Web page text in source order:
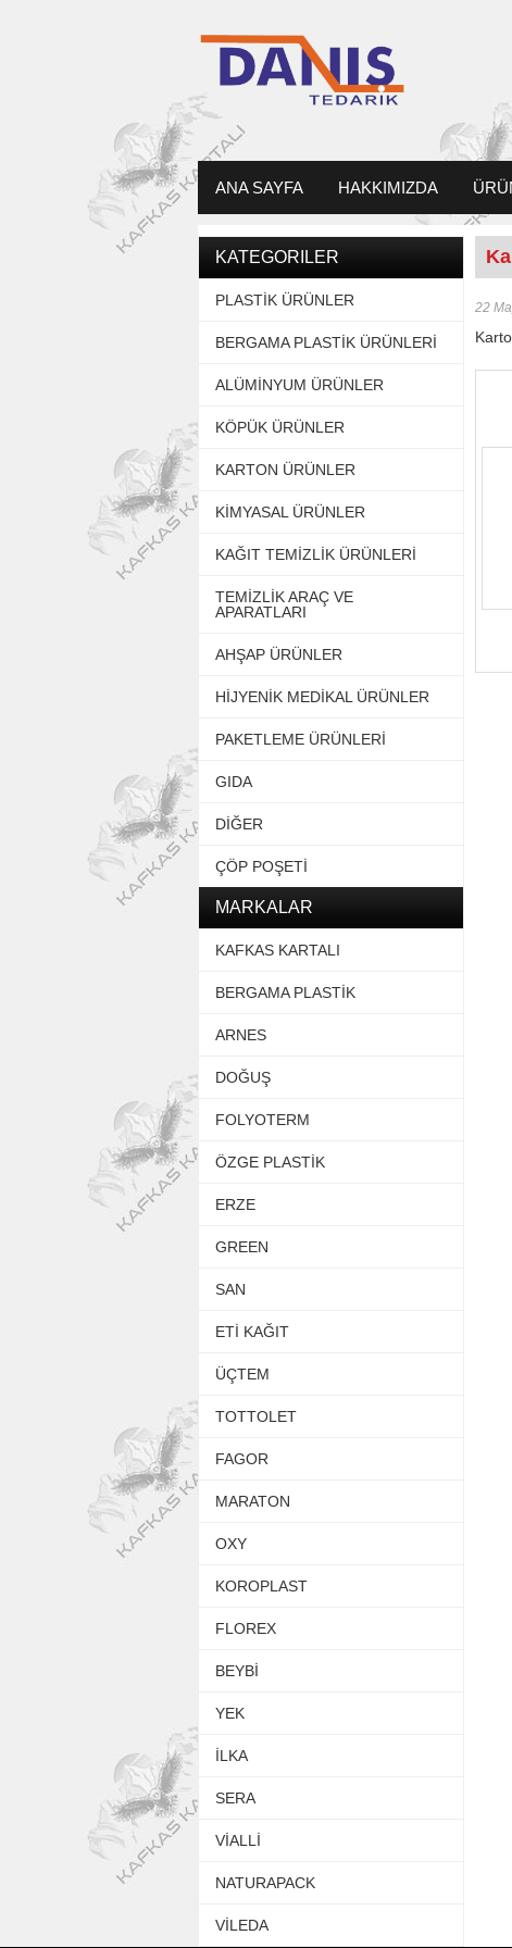
ANA SAYFA HAKKIMIZDA
22
KATEGORILER
PLASTİK ÜRÜNLER
BERGAMA PLASTİK ÜRÜNLERİ
ALÜMİNYUM ÜRÜNLER
KÖPÜK ÜRÜNLER
KARTON ÜRÜNLER
KİMYASAL ÜRÜNLER
KAĞIT TEMİZLİK ÜRÜNLERİ
TEMİZLİK ARAÇ VE
APARATLARI
AHŞAP ÜRÜNLER
HİJYENİK MEDİKAL ÜRÜNLER
PAKETLEME ÜRÜNLERİ
GIDA
DİĞER
ÇÖP POŞETİ
MARKALAR
KAFKAS KARTALI
BERGAMA PLASTİK
ARNES
DOĞUŞ
FOLYOTERM
ÖZGE PLASTİK
ERZE
GREEN
SAN
ETİ KAĞIT
ÜÇTEM
TOTTOLET
FAGOR
MARATON
OXY
KOROPLAST
FLOREX
BEYBİ
YEK
İLKA
SERA
VİALLİ
NATURAPACK
VİLEDA